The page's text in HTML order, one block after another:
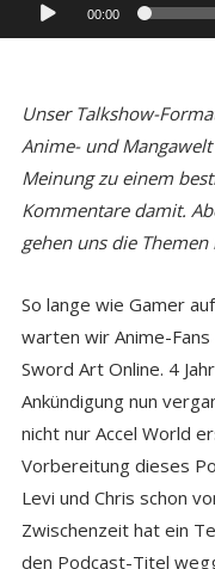
Player
00:00
Unser Talkshow-
Anime- und
Meinung zu einem
Kommentare damit.
gehen uns die
So lange wie Gamer
warten wir Anime-
Sword Art Online. 4
Ankündigung nun
nicht nur Accel World
Vorbereitung dieses
Levi und Chris schon
Zwischenzeit hat ein
den Podcast-Titel